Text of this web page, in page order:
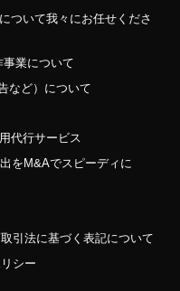
ついて我々にお任せくださ
業について
など）について
代行サービス
をM&Aでスピーディに
引法に基づく表記について
シー